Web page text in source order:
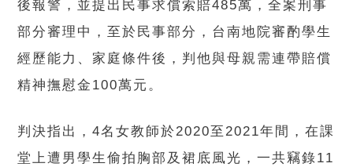
後報警，並提出民事求償索賠485萬，全案刑事
部分審理中，至於民事部分，台南地院審酌學生
經歷能力、家庭條件後，判他與母親需連帶賠償
精神撫慰金100萬元。
判決指出，4名女教師於2020至2021年間，在課
堂上遭男學生偷拍胸部及裙底風光，一共竊錄11